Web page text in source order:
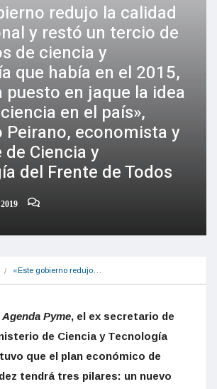
redujo la calidad
y restó un tercio de
de ciencia y
que había en el 2015,
puesto en jaque la idea
en el país»,
Peirano, economista y
Ciencia y
del Frente de Todos
«Este gobierno redujo…
Agenda Pyme, el ex secretario de
de Ciencia y Tecnología
que el plan económico de
tendrá tres pilares: un nuevo